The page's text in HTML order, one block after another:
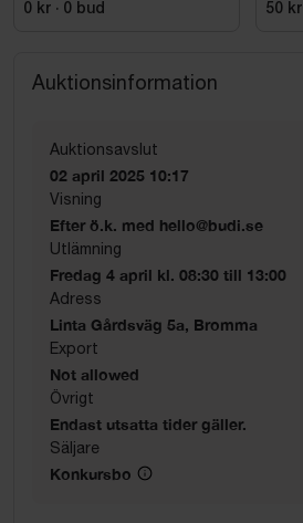
0 kr · 0 bud 50 kr
Auktionsinformation
Auktionsavslut
02 april 2025 10:17
Visning
Efter ö.k. med hello@budi.se
Utlämning
Fredag 4 april kl. 08:30 till 13:00
Adress
Linta Gårdsväg 5a, Bromma
Export
Not allowed
Övrigt
Endast utsatta tider gäller.
Säljare
Konkursbo